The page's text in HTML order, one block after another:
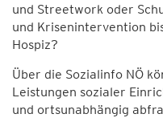
und Streetwork oder
und Krisenintervention
Hospiz?
Über die Sozialinfo NÖ
Leistungen sozialer
und ortsunabhängig